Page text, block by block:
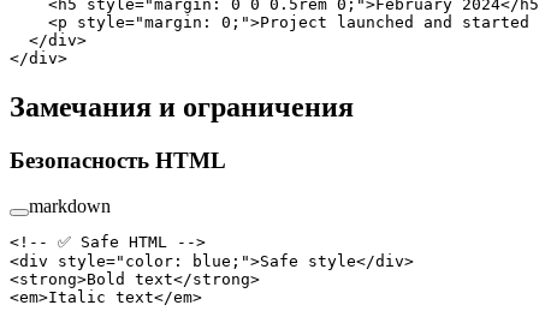
    <
h5 style="margin: 0 0 0.5rem 0;">February 2024</ h5
    <
p style="margin: 0;">Project launched and started
  </
div>
</div>
Замечания и ограничения
Безопасность HTML
markdown
<!-- ✅ Safe HTML -->
<div style="color: blue;">Safe style</div>
<strong>Bold text</strong>
<em>Italic text</em>